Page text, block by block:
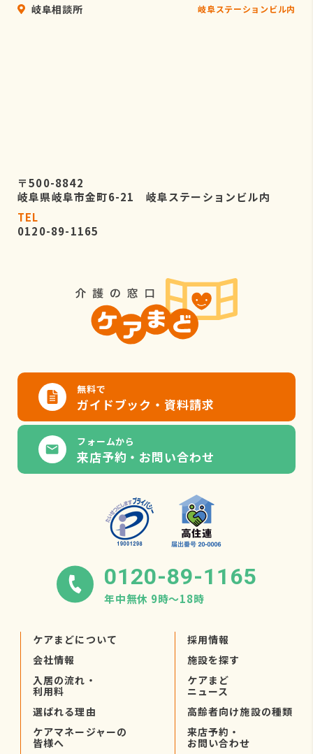
岐阜相談所 岐阜ステーションビル内
〒500-8842
岐阜県岐阜市金町6-21 岐阜ステーションビル内
TEL
0120-89-1165
無料で
ガイドブック・資料請求
フォームから
来店予約・お問い合わせ
0120-89-1165
年中無休 9時〜18時
ケアまどについて
会社情報
入居の流れ・
利用料
選ばれる理由
ケアマネージャーの
皆様へ
採用情報
施設を探す
ケアまど
ニュース
高齢者向け施設の種類
来店予約・
お問い合わせ